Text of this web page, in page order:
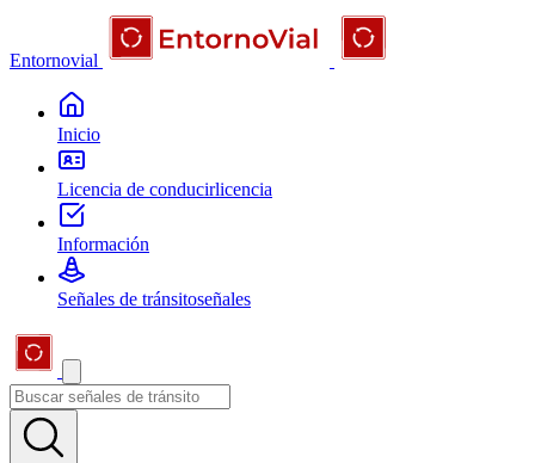
Entornovial
Inicio
Licencia de conducirlicencia
Información
Señales de tránsitoseñales